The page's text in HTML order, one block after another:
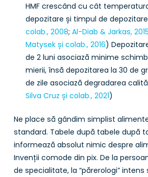
HMF crescând cu cât
depozitare și timpul de
colab., 2008;Al-Diab & Jarkas,
Matysek și colab., 2016)
de 2 luni asociază minime
mierii, însă depozitarea la 30 de
de zile asociază degradarea
Silva Cruz și colab., 2021)
Ne place să gândim simplist
standard. Tabele după tabele după
informează absolut nimic despre
Invenții comode din pix. De la
de specialitate, la “părerologi” intens